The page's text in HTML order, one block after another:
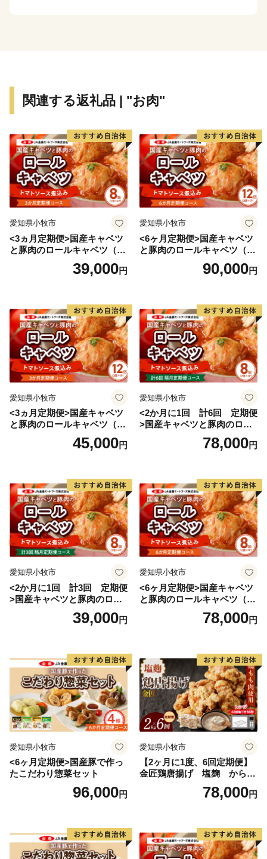
関連する返礼品 | "お肉"
愛知県小牧市
<3ヵ月定期便>国産キャベツ
と豚肉のロールキャベツ（4P
39,000円
愛知県小牧市
<6ヶ月定期便>国産キャベツ
と豚肉のロールキャベツ（6P
90,000円
愛知県小牧市
<3ヵ月定期便>国産キャベツ
と豚肉のロールキャベツ（6P
45,000円
愛知県小牧市
<2か月に1回 計6回 定期便
>国産キャベツと豚肉のロー
ルキャベツ（4P入り）
78,000円
愛知県小牧市
<2か月に1回 計3回 定期便
>国産キャベツと豚肉のロー
ルキャベツ（4P入り）
39,000円
愛知県小牧市
<6ヶ月定期便>国産キャベツ
と豚肉のロールキャベツ（4P
78,000円
愛知県小牧市
<6ヶ月定期便>国産豚で作っ
たこだわり惣菜セット
96,000円
愛知県小牧市
【2ヶ月に1度、6回定期便】
金匠鶏唐揚げ 塩麹 からあ
78,000円